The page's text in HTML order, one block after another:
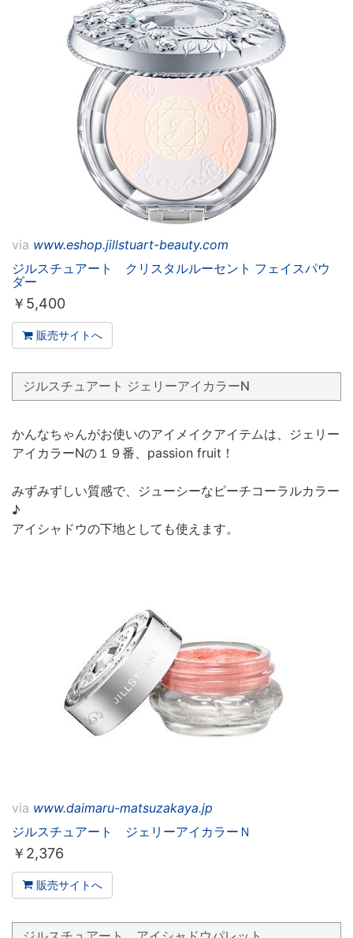
via www.eshop.jillstuart-beauty.com
ジルスチュアート クリスタルルーセント フェイスパウ
ダー
￥ 5,400
販売サイトへ
ジルスチュアート ジェリーアイカラーN
かんなちゃんがお使いのアイメイクアイテムは、ジェリー
アイカラーNの１９番、passion fruit！
みずみずしい質感で、ジューシーなピーチコーラルカラー
♪
アイシャドウの下地としても使えます。
via www.daimaru-matsuzakaya.jp
ジルスチュアート ジェリーアイカラーＮ
￥ 2,376
販売サイトへ